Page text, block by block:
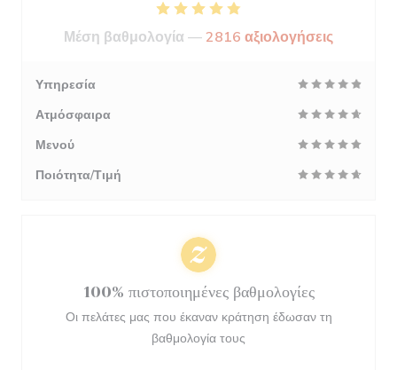
Μέση βαθμολογία —2816 αξιολογήσεις
Υπηρεσία
Ατμόσφαιρα
Μενού
Ποιότητα/Τιμή
100% πιστοποιημένες βαθμολογίες
Οι πελάτες μας που έκαναν κράτηση έδωσαν τη
βαθμολογία τους